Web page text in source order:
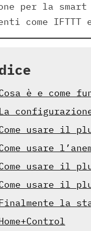
per la
come
è e come
La
usare il
usare
usare il
usare il
la